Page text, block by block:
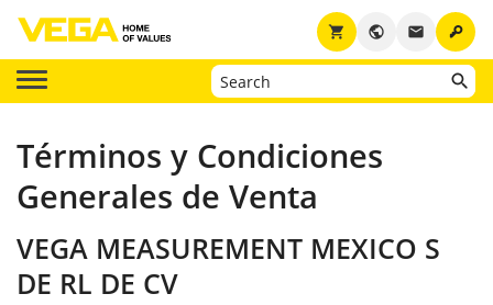
key
email
public
shopping_cart
Términos y Condiciones
Generales de Venta
VEGA MEASUREMENT MEXICO S
DE RL DE CV